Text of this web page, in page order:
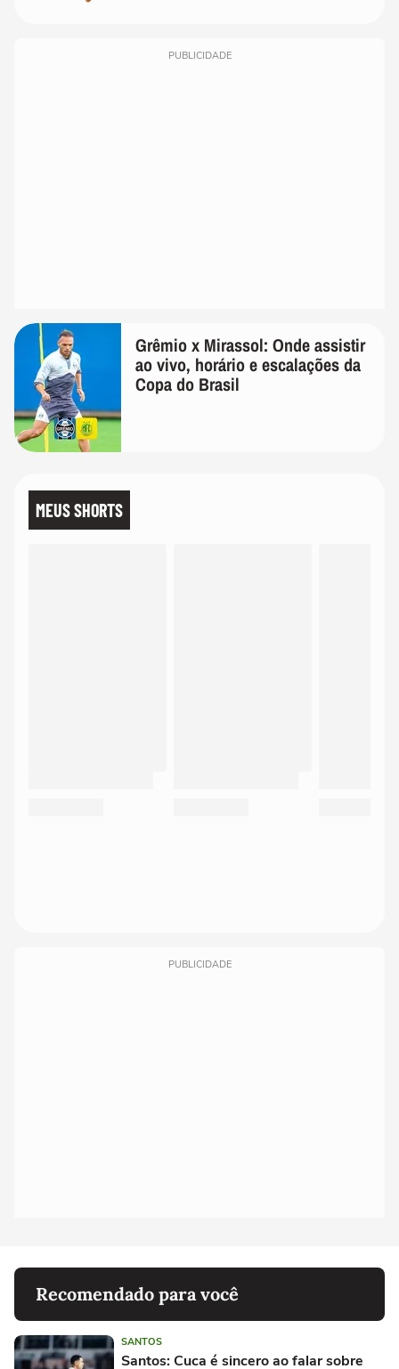
PUBLICIDADE
Grêmio x Mirassol: Onde assistir
ao vivo, horário e escalações da
Copa do Brasil
MEUS SHORTS
PUBLICIDADE
Recomendado para você
SANTOS
Santos: Cuca é sincero ao falar sobre